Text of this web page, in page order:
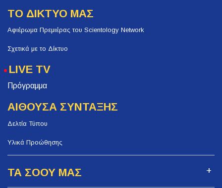
ΤΟ ΔΙΚΤΥΟ ΜΑΣ
Αφιέρωμα Πρεμιέρας του Scientology Network
Σχετικά με το Δίκτυο
LIVE TV
Πρόγραμμα
ΑΙΘΟΥΣΑ ΣΥΝΤΑΞΗΣ
Δελτία Τύπου
Υλικά Προώθησης
ΤΑ ΣΟΟΥ ΜΑΣ